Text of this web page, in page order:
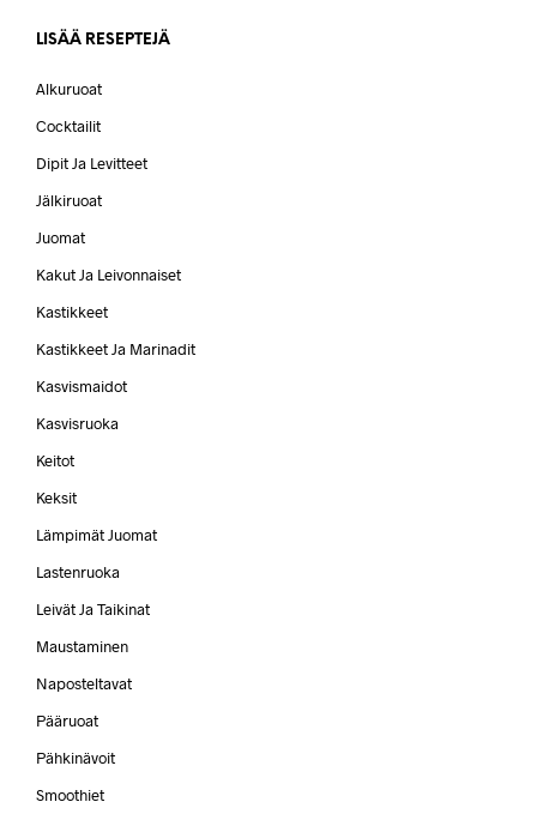
LISÄÄ RESEPTEJÄ
Alkuruoat
Cocktailit
Dipit Ja Levitteet
Jälkiruoat
Juomat
Kakut Ja Leivonnaiset
Kastikkeet
Kastikkeet Ja Marinadit
Kasvismaidot
Kasvisruoka
Keitot
Keksit
Lämpimät Juomat
Lastenruoka
Leivät Ja Taikinat
Maustaminen
Naposteltavat
Pääruoat
Pähkinävoit
Smoothiet